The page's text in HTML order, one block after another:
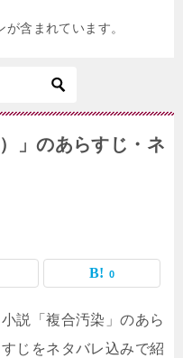
含まれています。
」のあらすじ・ネ
0
小説「複合汚染」のあら
すじをネタバレ込みで紹